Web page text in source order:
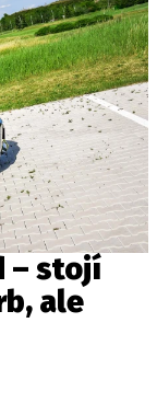
– stojí
ale